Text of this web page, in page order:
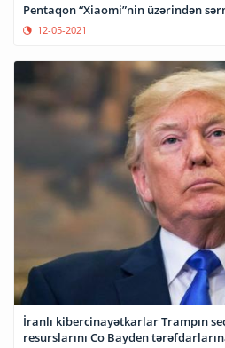
Pentaqon “Xiaomi”nin üzərindən
12-05-2021
İranlı kibercinayətkarlar Trampın
resurslarını Co Bayden